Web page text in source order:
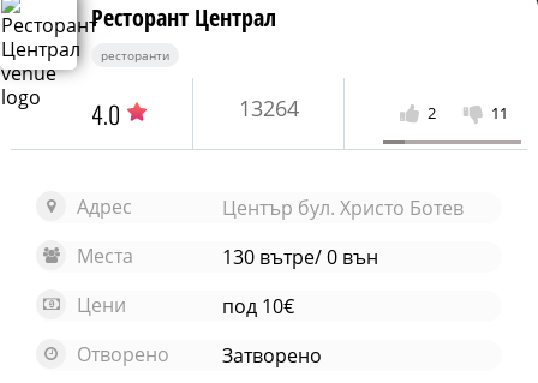
Ресторант Централ
ресторанти
4.0 13264 2 11
Адрес
Център бул. Христо Ботев
Места
130 вътре/ 0 вън
Цени
под 10€
Отворено
Затворено